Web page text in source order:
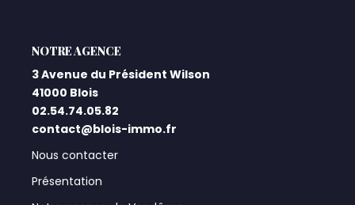
L'AGENCE
3 Avenue du Président Wilson
41000 Blois
02.54.74.05.82
contact@blois-immo.fr
Nous contacter
Présentation